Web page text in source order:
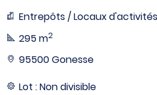
Entrepôts / Locaux d'activités
295 m2
95500 Gonesse
Lot : Non divisible